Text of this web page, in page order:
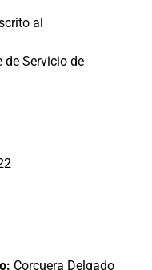
al
Servicio de
Corcuera Delgado